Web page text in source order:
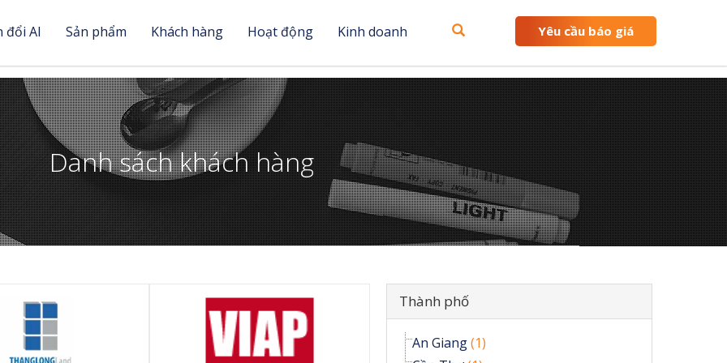
đổi AI Sản phẩm Khách hàng Hoạt động Kinh doanh Yêu cầu báo giá
Danh sách khách hàng
Ẩn
Thành phố
An Giang(1)